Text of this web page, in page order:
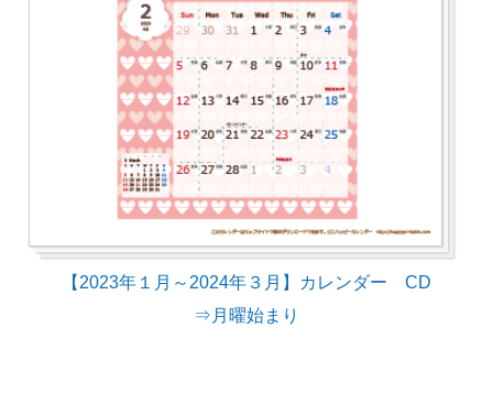
【2023年１月～2024年３月】カレンダー CD
⇒月曜始まり